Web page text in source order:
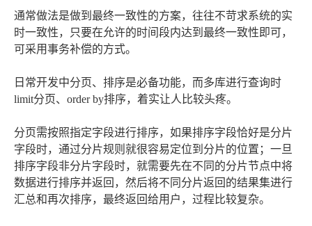
通常做法是做到最终一致性的方案，往往不苛求系统的实
时一致性，只要在允许的时间段内达到最终一致性即可，
可采用事务补偿的方式。
日常开发中分页、排序是必备功能，而多库进行查询时
limit分页、order by排序，着实让人比较头疼。
分页需按照指定字段进行排序，如果排序字段恰好是分片
字段时，通过分片规则就很容易定位到分片的位置；一旦
排序字段非分片字段时，就需要先在不同的分片节点中将
数据进行排序并返回，然后将不同分片返回的结果集进行
汇总和再次排序，最终返回给用户，过程比较复杂。